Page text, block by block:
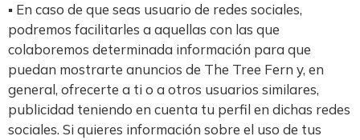
▪ En caso de que seas usuario de redes sociales,
podremos facilitarles a aquellas con las que
colaboremos determinada información para que
puedan mostrarte anuncios de The Tree Fern y, en
general, ofrecerte a ti o a otros usuarios similares,
publicidad teniendo en cuenta tu perfil en dichas redes
sociales. Si quieres información sobre el uso de tus